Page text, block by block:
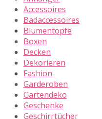
Accessoires
Badaccessoires
Blumentöpfe
Boxen
Decken
Dekorieren
Fashion
Garderoben
Gartendeko
Geschenke
Geschirrtücher